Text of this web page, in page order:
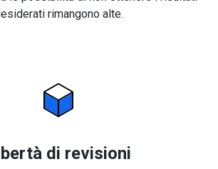
rimangono alte.
di revisioni